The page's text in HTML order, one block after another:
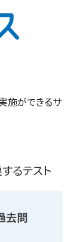
施ができるサ
るテスト
去問